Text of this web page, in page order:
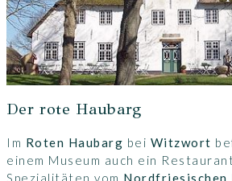
Der rote Haubarg
Im Roten Haubarg bei Witzwort
einem Museum auch ein
Spezialitäten vom Nordfriesischen